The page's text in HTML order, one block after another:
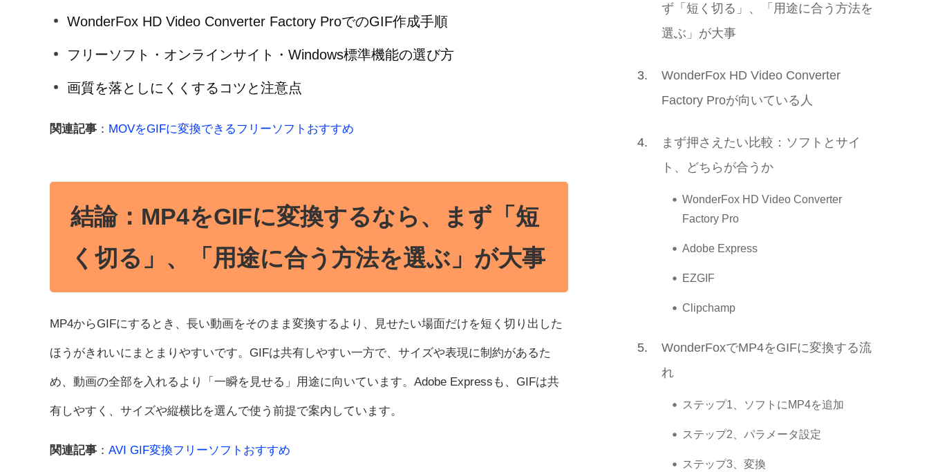
WonderFox HD Video Converter Factory ProでのGIF作成手順
フリーソフト・オンラインサイト・Windows標準機能の選び方
画質を落としにくくするコツと注意点
関連記事 ： MOVをGIFに変換できるフリーソフトおすすめ
結論：MP4をGIFに変換するなら、まず「短
く切る」、「用途に合う方法を選ぶ」が大事
MP4からGIFにするとき、長い動画をそのまま変換するより、見せたい場面だけを短く切り出した
ほうがきれいにまとまりやすいです。GIFは共有しやすい一方で、サイズや表現に制約があるた
め、動画の全部を入れるより「一瞬を見せる」用途に向いています。Adobe Expressも、GIFは共
有しやすく、サイズや縦横比を選んで使う前提で案内しています。
関連記事 ： AVI GIF変換フリーソフトおすすめ
ず「短く切る」、「用途に合う方法を
選ぶ」が大事
3.
WonderFox HD Video Converter
Factory Proが向いている人
4.
まず押さえたい比較：ソフトとサイ
ト、どちらが合うか
WonderFox HD Video Converter
Factory Pro
Adobe Express
EZGIF
Clipchamp
5.
WonderFoxでMP4をGIFに変換する流
れ
ステップ1、ソフトにMP4を追加
ステップ2、パラメータ設定
ステップ3、変換